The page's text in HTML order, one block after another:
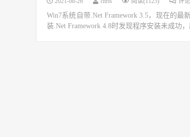
Win7系统自带.Net Framework 3.5，现在的最
装.Net Framework 4.8时发现程序安装未成功